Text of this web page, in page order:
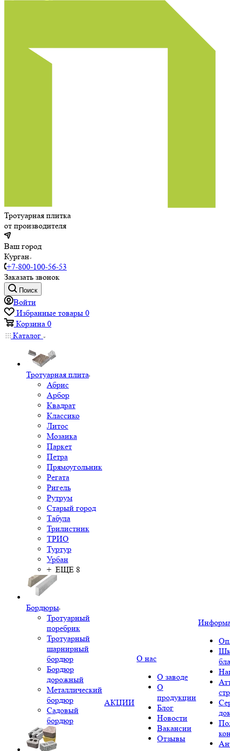
Тротуарная плитка
от производителя
Ваш город
Курган
+7-800-100-56-53
Заказать звонок
Поиск
Войти
Избранные товары 0
Корзина 0
Каталог
Тротуарная плита
Абрис
Арбор
Квадрат
Классико
Литос
Мозаика
Паркет
Петра
Прямоугольник
Регата
Ригель
Рутрум
Старый город
Табула
Трилистник
ТРИО
Туртур
Урбан
+ ЕЩЕ 8
Бордюры
Тротуарный
поребрик
Тротуарный
шарнирный
бордюр
Бордюр
дорожный
Металлический
бордюр
Садовый
бордюр
АКЦИИ
О нас
О заводе
О
продукции
Блог
Новости
Вакансии
Отзывы